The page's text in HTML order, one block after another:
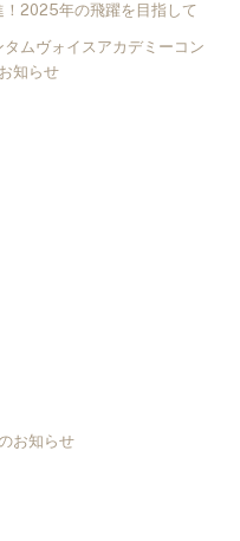
！2025年の飛躍を目指して
ムヴォイスアカデミーコン
知らせ
お知らせ